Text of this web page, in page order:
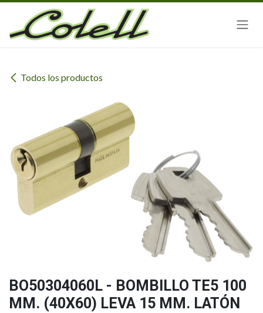
Ir al contenido
Todos los productos
BO50304060L - BOMBILLO TE5 100
MM. (40X60) LEVA 15 MM. LATÓN